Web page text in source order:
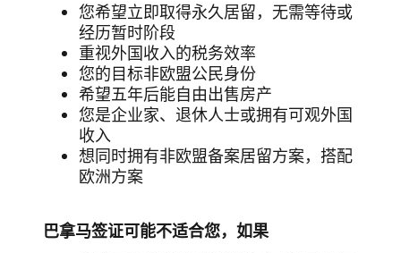
您希望立即取得永久居留，无需等待或
经历暂时阶段
重视外国收入的税务效率
您的目标非欧盟公民身份
希望五年后能自由出售房产
您是企业家、退休人士或拥有可观外国
收入
想同时拥有非欧盟备案居留方案，搭配
欧洲方案
巴拿马签证可能不适合您，如果